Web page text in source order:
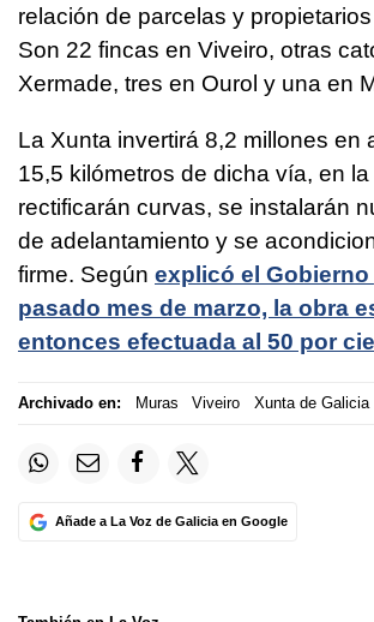
relación de parcelas y
Son 22 fincas en Viveiro, otras
Xermade, tres en Ourol y una en
La Xunta invertirá 8,2 millones en
15,5 kilómetros de dicha vía, en
rectificarán curvas, se instalarán
de adelantamiento y se
firme. Según explicó el
pasado mes de marzo, la obra
entonces efectuada al 50 por
Archivado en: Muras Viveiro Xunta de Galicia
Añade a La Voz de Galicia en Google